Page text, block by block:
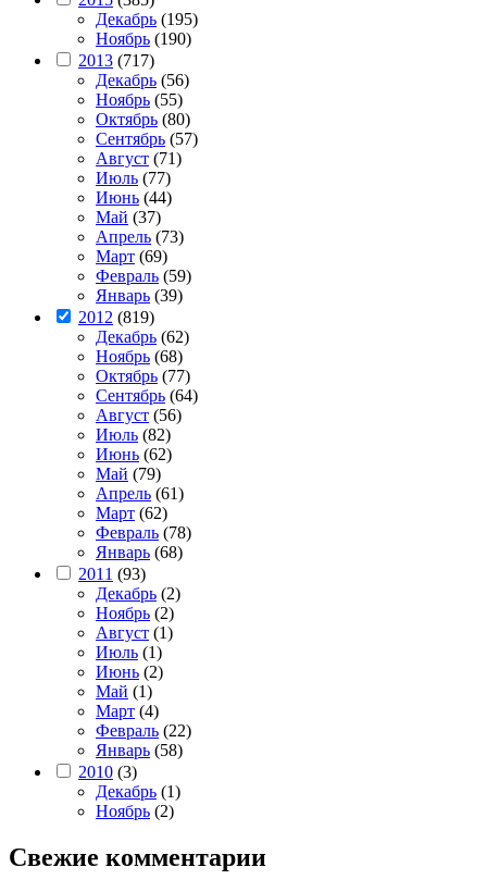
Декабрь (195)
Ноябрь (190)
2013 (717)
Декабрь (56)
Ноябрь (55)
Октябрь (80)
Сентябрь (57)
Август (71)
Июль (77)
Июнь (44)
Май (37)
Апрель (73)
Март (69)
Февраль (59)
Январь (39)
2012 (819)
Декабрь (62)
Ноябрь (68)
Октябрь (77)
Сентябрь (64)
Август (56)
Июль (82)
Июнь (62)
Май (79)
Апрель (61)
Март (62)
Февраль (78)
Январь (68)
2011 (93)
Декабрь (2)
Ноябрь (2)
Август (1)
Июль (1)
Июнь (2)
Май (1)
Март (4)
Февраль (22)
Январь (58)
2010 (3)
Декабрь (1)
Ноябрь (2)
Свежие комментарии